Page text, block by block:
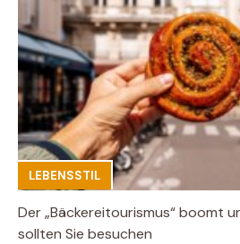
LEBENSSTIL
Der „Bäckereitourismus“ boomt
sollten Sie besuchen